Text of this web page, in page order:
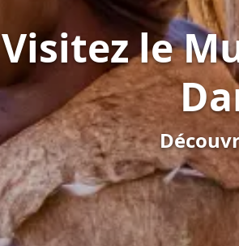
Visitez le